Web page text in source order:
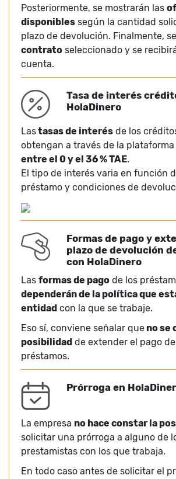
Posteriormente, se mostrarán las
disponibles según la cantidad
plazo de devolución. Finalmente, se
contrato seleccionado y se
cuenta.
Tasa de interés
HolaDinero
Lastasas de interés de los
obtengan a través de la
entre el 0 y el 36 % TAE.
El tipo de interés varia en función
préstamo y condiciones de
Formas de pago y
plazo de devolución
con HolaDinero
Las formas de pago de los
dependerán de la política que
entidad con la que se trabaje.
Eso sí, conviene señalar que no se
posibilidad de extender el pago
préstamos.
Prórroga en
La empresa no hace constar la
solicitar una prórroga a alguno de
prestamistas con los que trabaja.
En todo caso antes de solicitar el